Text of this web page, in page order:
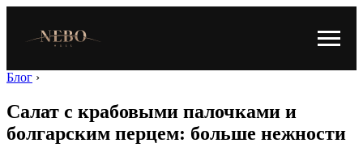
Блог ›
Салат с крабовыми палочками и
болгарским перцем: больше нежности